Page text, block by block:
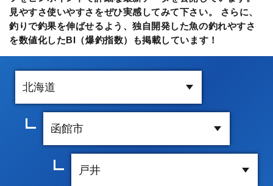
見やすさ使いやすさをぜひ実感してみて下さい。 さらに、
釣りで釣果を伸ばせるよう、独自開発した魚の釣れやすさ
を数値化したBI（爆釣指数）も掲載しています！